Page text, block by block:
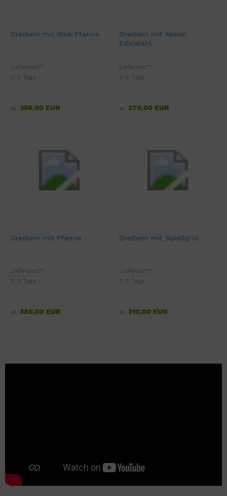
Dreibein mit Wok Pfanne
Lieferzeit*:
2-5 Tage
ab 350,00 EUR
Dreibein mit Kessel
Edelstahl
Lieferzeit*:
2-5 Tage
ab 270,00 EUR
Dreibein mit Pfanne
Lieferzeit*:
2-5 Tage
ab 380,00 EUR
Dreibein mit Spießgrill
Lieferzeit*:
2-5 Tage
ab 310,00 EUR